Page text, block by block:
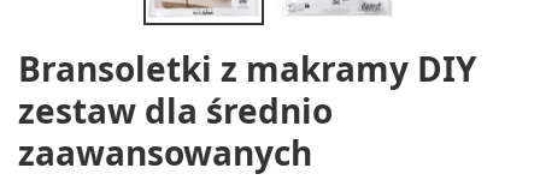
Bransoletki z makramy DIY
zestaw dla średnio
zaawansowanych